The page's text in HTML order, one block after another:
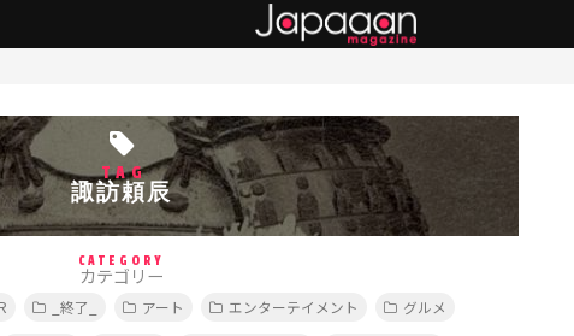
TAG
諏訪頼辰
CATEGORY
カテゴリー
_終了_ アート エンターテイメント
グルメ